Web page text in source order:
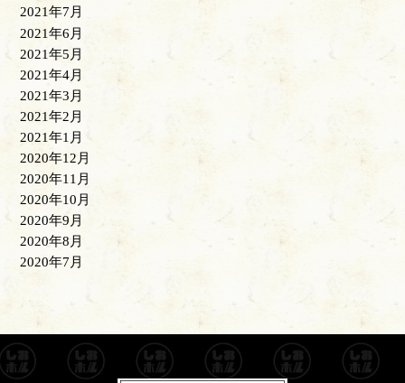
2021年7月
2021年6月
2021年5月
2021年4月
2021年3月
2021年2月
2021年1月
2020年12月
2020年11月
2020年10月
2020年9月
2020年8月
2020年7月